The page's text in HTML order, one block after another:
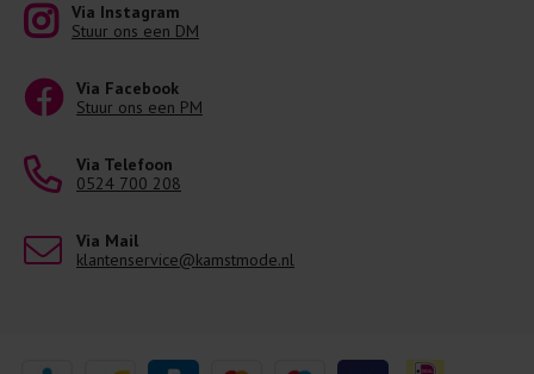
Via Instagram
Stuur ons een DM
Via Facebook
Stuur ons een PM
Via Telefoon
0524 700 208
Via Mail
klantenservice@kamstmode.nl